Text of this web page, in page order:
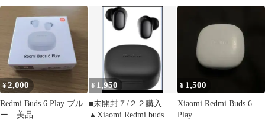
¥2,000
Redmi Buds 6 Play ブル
ー 美品
¥ 1,950
■未開封７/２２購入
▲Xiaomi Redmi buds 6
¥ 1,500
Xiaomi Redmi Buds 6
Play